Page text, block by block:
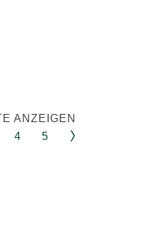
ANZEIGEN
4 5